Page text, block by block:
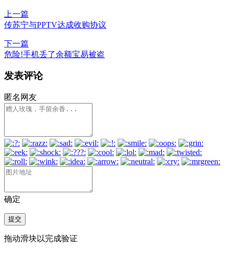
上一篇
传苏宁与PPTV达成收购协议
下一篇
危险!手机丢了余额宝易被盗
发表评论
匿名网友
确定
提交
拖动滑块以完成验证